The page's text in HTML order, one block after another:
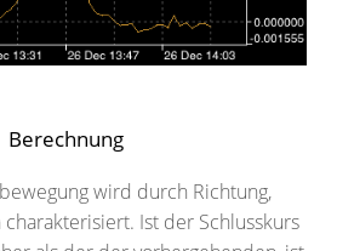
Berechnung
wird durch Richtung,
Ist der Schlusskurs